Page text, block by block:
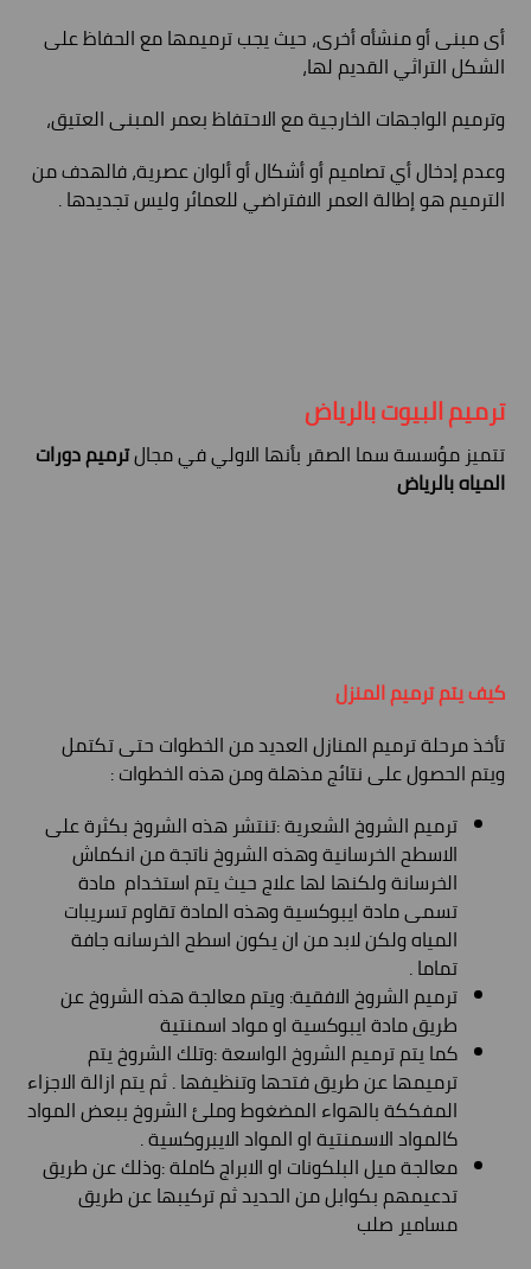
أى مبنى أو منشأه أخرى، حيث يجب ترميمها مع الحفاظ على
الشكل التراثي القديم لها،
وترميم الواجهات الخارجية مع الاحتفاظ بعمر المبنى العتيق،
وعدم إدخال أي تصاميم أو أشكال أو ألوان عصرية، فالهدف من
الترميم هو إطالة العمر الافتراضي للعمائر وليس تجديدها .
ترميم البيوت بالرياض
تتميز مؤسسة سما الصقر بأنها الاولي في مجالترميم دورات
المياه بالرياض
كيف يتم ترميم المنزل
تأخذ مرحلة ترميم المنازل العديد من الخطوات حتى تكتمل
ويتم الحصول على نتائج مذهلة ومن هذه الخطوات :
ترميم الشروخ الشعرية :تنتشر هذه الشروخ بكثرة على
الاسطح الخرسانية وهذه الشروخ ناتجة من انكماش
الخرسانة ولكنها لها علاج حيث يتم استخدام مادة
تسمى مادة ايبوكسية وهذه المادة تقاوم تسريبات
المياه ولكن لابد من ان يكون اسطح الخرسانه جافة
تماما .
ترميم الشروخ الافقية: ويتم معالجة هذه الشروخ عن
طريق مادة ايبوكسية او مواد اسمنتية
كما يتم ترميم الشروخ الواسعة :وتلك الشروخ يتم
ترميمها عن طريق فتحها وتنظيفها . ثم يتم ازالة الاجزاء
المفككة بالهواء المضغوط وملئ الشروخ ببعض المواد
كالمواد الاسمنتية او المواد الايبروكسية .
معالجة ميل البلكونات او الابراج كاملة :وذلك عن طريق
تدعيمهم بكوابل من الحديد ثم تركيبها عن طريق
مسامير صلب